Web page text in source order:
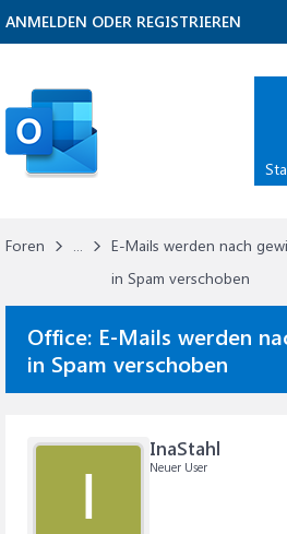
Foren ...
E-Mails werden nach
in Spam verschoben
Office: E-Mails werden
in Spam verschoben
I
InaStahl
Neuer User
ANMELDEN ODER REGISTRIEREN